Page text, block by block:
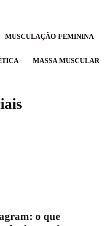
MUSCULAÇÃO FEMININA
MASSA MUSCULAR
o que